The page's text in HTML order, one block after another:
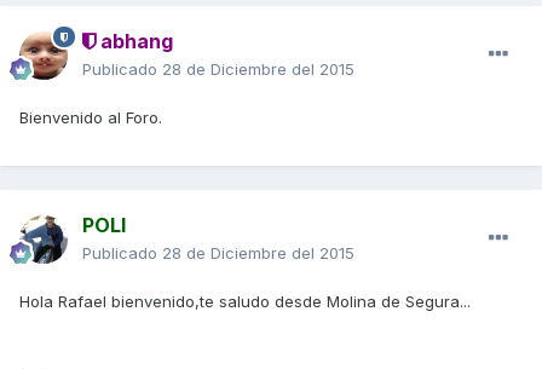
abhang
Publicado 28 de Diciembre del 2015
Bienvenido al Foro.
POLI
Publicado 28 de Diciembre del 2015
Hola Rafael bienvenido,te saludo desde Molina de Segura...